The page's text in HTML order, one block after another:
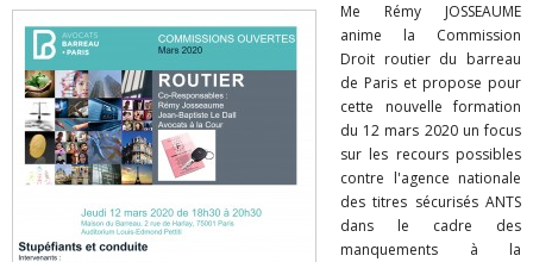
Me Rémy JOSSEAUME
anime la Commission
Droit routier du barreau
de Paris et propose pour
cette nouvelle formation
du 12 mars 2020 un focus
sur les recours possibles
contre l'agence nationale
des titres sécurisés ANTS
dans le cadre des
manquements à la